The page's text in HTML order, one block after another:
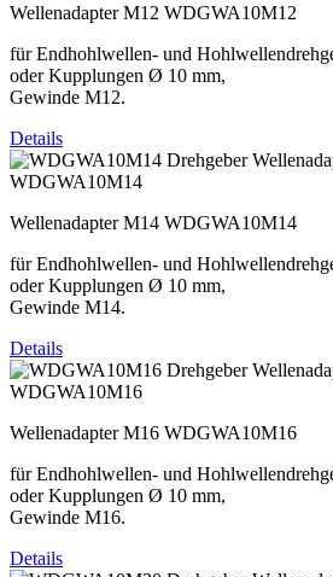
Wellenadapter M12 WDGWA10M12
für Endhohlwellen- und
oder Kupplungen Ø 10 mm,
Gewinde M12.
Details
WDGWA10M14
Wellenadapter M14 WDGWA10M14
für Endhohlwellen- und
oder Kupplungen Ø 10 mm,
Gewinde M14.
Details
WDGWA10M16
Wellenadapter M16 WDGWA10M16
für Endhohlwellen- und
oder Kupplungen Ø 10 mm,
Gewinde M16.
Details